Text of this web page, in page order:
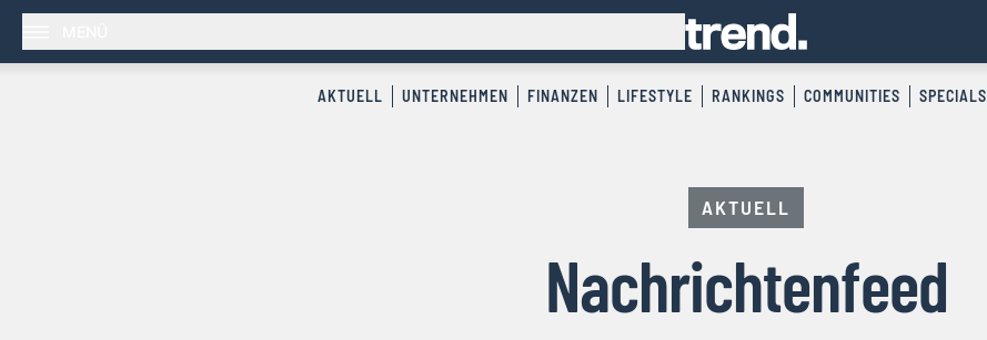
AKTUELL UNTERNEHMEN FINANZEN LIFESTYLE RANKINGS COMMUNITIES SPECIALS
AKTUELL
Nachrichtenfeed